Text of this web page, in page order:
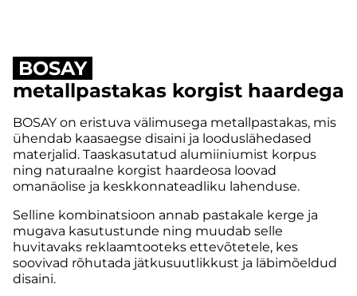
BOSAY
metallpastakas korgist haardega
BOSAY on eristuva välimusega metallpastakas, mis
ühendab kaasaegse disaini ja looduslähedased
materjalid. Taaskasutatud alumiiniumist korpus
ning naturaalne korgist haardeosa loovad
omanäolise ja keskkonnateadliku lahenduse.
Selline kombinatsioon annab pastakale kerge ja
mugava kasutustunde ning muudab selle
huvitavaks reklaamtooteks ettevõtetele, kes
soovivad rõhutada jätkusuutlikkust ja läbimõeldud
disaini.